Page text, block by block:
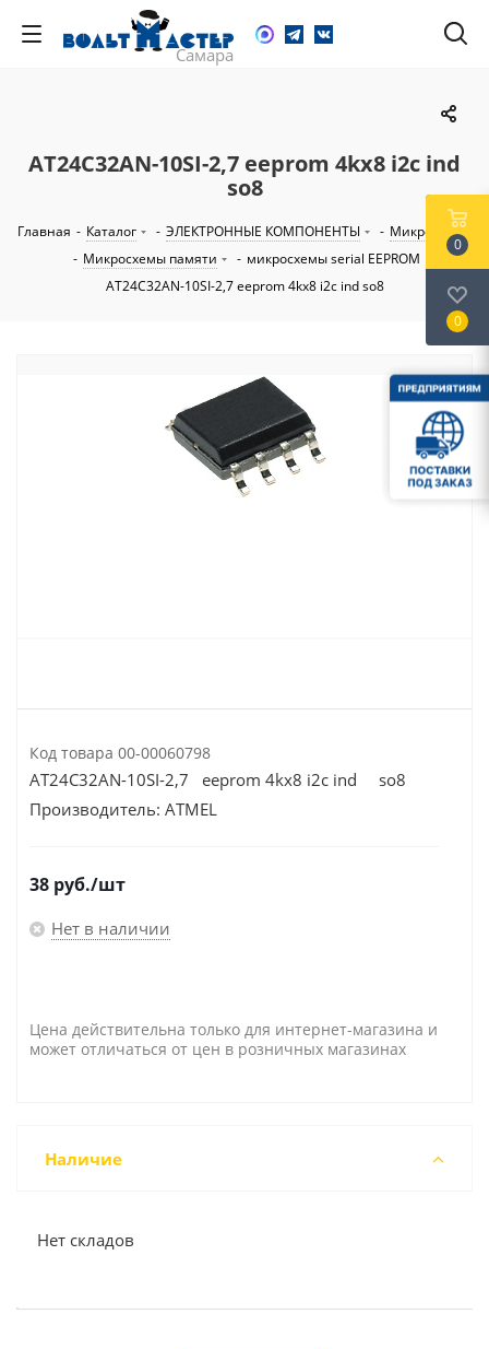
AT24C32AN-10SI-2,7 eeprom 4kх8 i2c ind
so8
Главная - Каталог - ЭЛЕКТРОННЫЕ КОМПОНЕНТЫ - Микросхемы
- Микросхемы памяти - микросхемы serial EEPROM
AT24C32AN-10SI-2,7 eeprom 4kх8 i2c ind so8
Код товара 00-00060798
AT24C32AN-10SI-2,7 eeprom 4kх8 i2c ind so8
Производитель: ATMEL
38 руб./шт
Нет в наличии
Цена действительна только для интернет-магазина и
может отличаться от цен в розничных магазинах
Наличие
Нет складов
0
0